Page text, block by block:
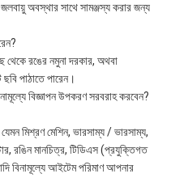
অবস্থার সাথে সামঞ্জস্য করার জন্য
থেকে রঙের নমুনা দরকার, অথবা
পাঠাতে পারেন।
বিজ্ঞাপন উপকরণ সরবরাহ করবেন?
মিশ্রণ মেশিন, ভারসাম্য / ভারসাম্য,
রঙিন মানচিত্র, টিডিএস (প্রযুক্তিগত
বিনামূল্যে আইটেম পরিমাণ আপনার